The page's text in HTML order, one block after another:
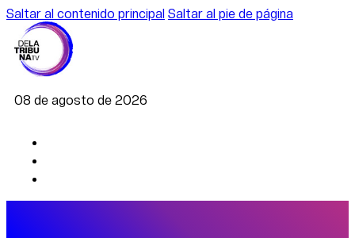
Saltar al contenido principal Saltar al pie de página
08 de agosto de 2026